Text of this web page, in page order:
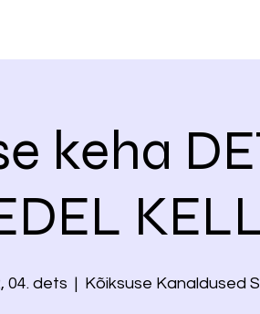
keha
04. dets
  |
Kõiksuse Kanaldused